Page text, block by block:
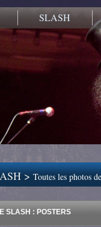
SLASH
>Toutes les photos
SLASH : POSTERS